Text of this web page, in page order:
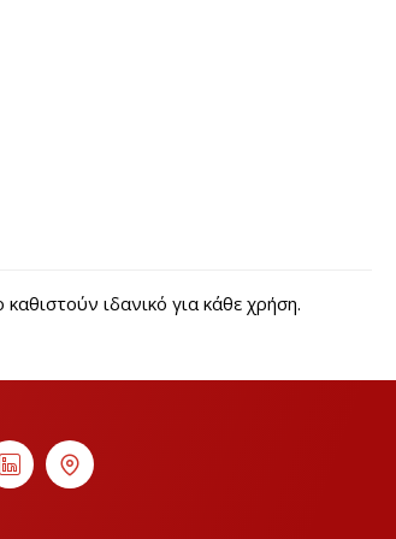
ιδανικό για κάθε χρήση.